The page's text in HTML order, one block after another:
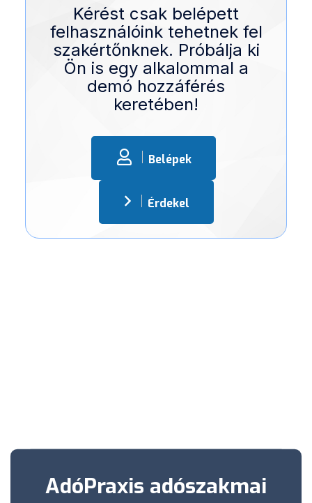
Kérést csak belépett
felhasználóink tehetnek fel
szakértőnknek. Próbálja ki
Ön is egy alkalommal a
demó hozzáférés
keretében!
Belépek
Érdekel
AdóPraxis adószakmai